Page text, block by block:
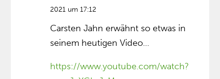
2021 um 17:12
Carsten Jahn erwähnt so etwas in
seinem heutigen Video…
https://www.youtube.com/watch?